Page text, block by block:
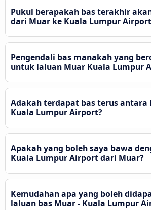
Pukul berapakah bas terakhir
dari Muar ke Kuala Lumpur
Pengendali bas manakah yang
untuk laluan Muar Kuala Lumpur
Adakah terdapat bas terus antara
Kuala Lumpur Airport?
Apakah yang boleh saya bawa
Kuala Lumpur Airport dari Muar?
Kemudahan apa yang boleh
laluan bas Muar - Kuala Lumpur